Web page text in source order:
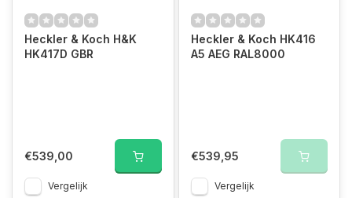
Heckler & Koch H&K
HK417D GBR
€539,00
Vergelijk
Heckler & Koch HK416
A5 AEG RAL8000
€539,95
Vergelijk